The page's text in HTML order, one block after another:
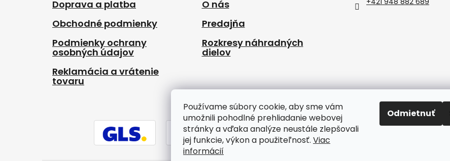
Používame súbory cookie, aby sme vám
umožnili pohodlné prehliadanie webovej
stránky a vďaka analýze neustále zlepšovali
jej funkcie, výkon a použiteľnosť. Viac
informácií
Odmietnuť
Doprava a platba
Obchodné podmienky
Podmienky ochrany
osobných údajov
Reklamácia a vrátenie
tovaru
O nás
Predajňa
Rozkresy náhradných
dielov